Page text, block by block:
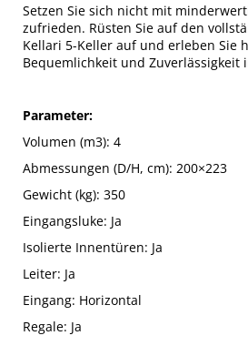
Setzen Sie sich nicht mit
zufrieden. Rüsten Sie auf den
Kellari 5-Keller auf und erleben Sie
Bequemlichkeit und Zuverlässigkeit
Parameter:
Volumen (m3): 4
Abmessungen (D/H, cm): 200×223
Gewicht (kg): 350
Eingangsluke: Ja
Isolierte Innentüren: Ja
Leiter: Ja
Eingang: Horizontal
Regale: Ja